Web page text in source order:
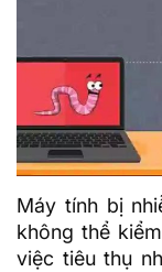
Máy tính bị
không thể
việc tiêu thụ